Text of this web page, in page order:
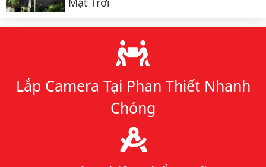
Lý do chọn chúng tôi
Lắp Camera Tại Phan Thiết Nhanh
Chóng